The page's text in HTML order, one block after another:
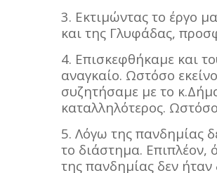
3. Εκτιμώντας το έργο
και της Γλυφάδας,
4. Επισκεφθήκαμε και
αναγκαίο. Ωστόσο
συζητήσαμε με το
καταλληλότερος.
5. Λόγω της πανδημίας
το διάστημα.
της πανδημίας δεν